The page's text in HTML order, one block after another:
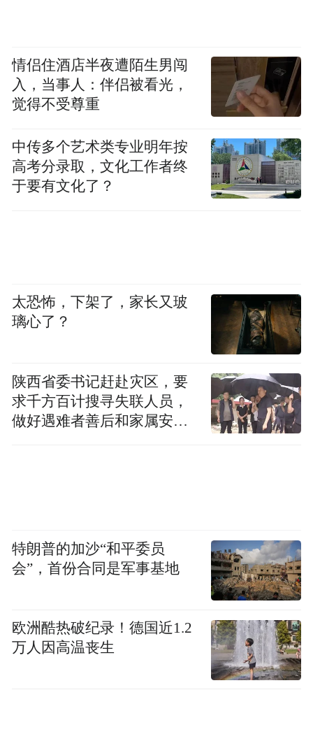
情侣住酒店半夜遭陌生男闯
入，当事人：伴侣被看光，
觉得不受尊重
中传多个艺术类专业明年按
高考分录取，文化工作者终
于要有文化了？
太恐怖，下架了，家长又玻
璃心了？
陕西省委书记赶赴灾区，要
求千方百计搜寻失联人员，
做好遇难者善后和家属安抚
特朗普的加沙“和平委员
会”，首份合同是军事基地
欧洲酷热破纪录！德国近1.2
万人因高温丧生